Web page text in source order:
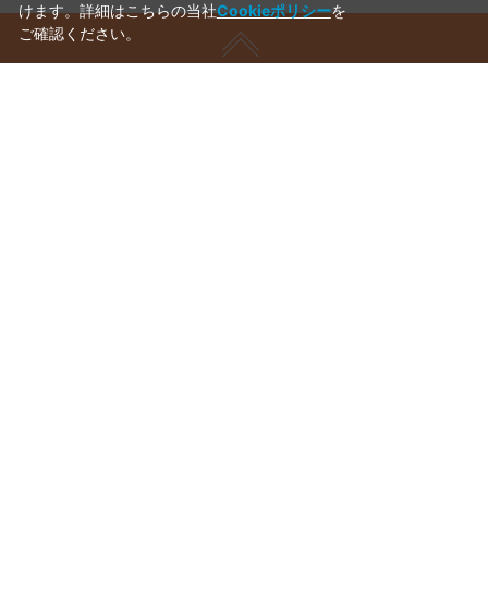
けます。詳細はこちらの当社Cookieポリシーを
ご確認ください。